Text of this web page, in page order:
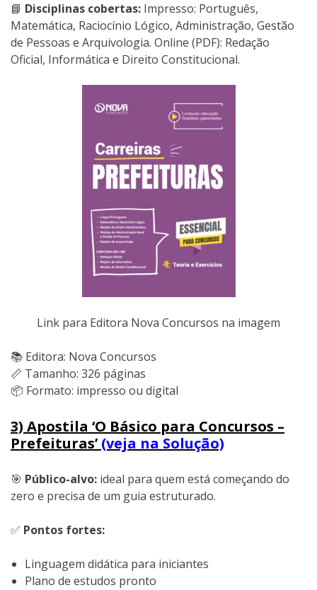
📘 Disciplinas cobertas: Impresso: Português,
Matemática, Raciocínio Lógico, Administração, Gestão
de Pessoas e Arquivologia. Online (PDF): Redação
Oficial, Informática e Direito Constitucional.
Link para Editora Nova Concursos na imagem
📚 Editora: Nova Concursos
📏 Tamanho: 326 páginas
📦 Formato: impresso ou digital
3) Apostila ‘O Básico para Concursos –
Prefeituras’ (veja na Solução)
🎯 Público-alvo: ideal para quem está começando do
zero e precisa de um guia estruturado.
✅ Pontos fortes:
Linguagem didática para iniciantes
Plano de estudos pronto